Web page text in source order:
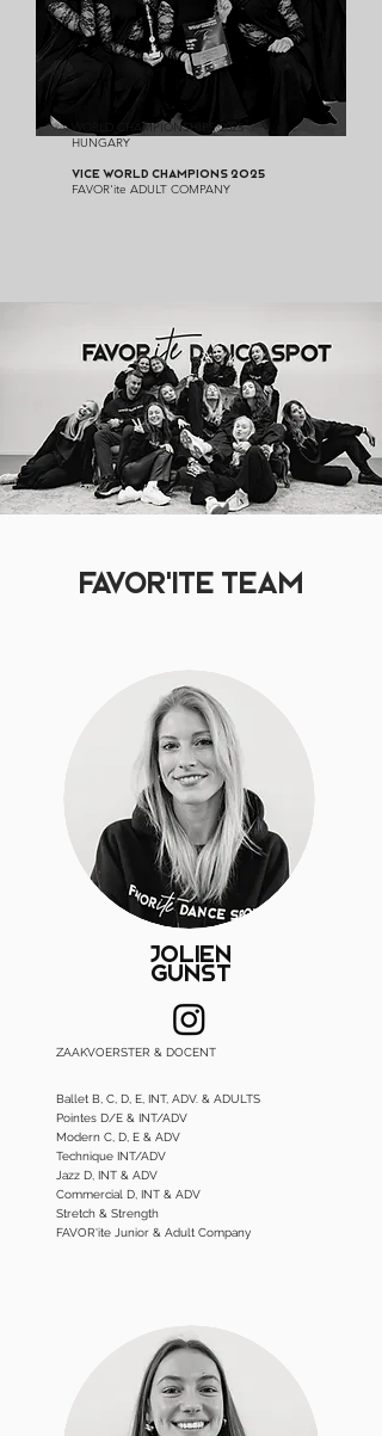
WORLD CHAMPIONSHIPS 2025
HUNGARY
​VICE WORLD CHAMPIONS 2025
FAVOR'ite ADULT COMPANY
FAVOR'ite TEAM
Jolien
Gunst
ZAAKVOERSTER & DOCENT
Ballet B, C, D, E, INT, ADV. & ADULTS
Pointes D/E & INT/ADV
Modern C, D, E & ADV
Technique INT/ADV
Jazz D, INT & ADV
Commercial D, INT & ADV
Stretch & Strength
FAVOR'ite Junior & Adult Company